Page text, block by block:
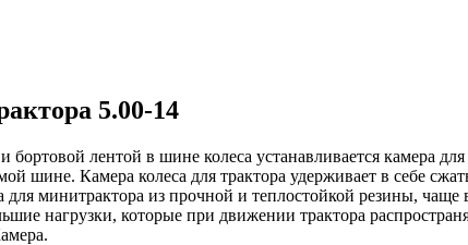
5.00-14
лентой в шине колеса устанавливается камера
шине. Камера колеса для трактора удерживает в себе
минитрактора из прочной и теплостойкой резины, чаще
нагрузки, которые при движении трактора